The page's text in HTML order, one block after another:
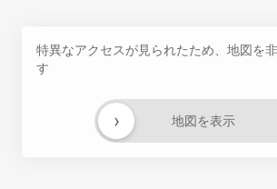
特異なアクセスが見られたため、地図を
す
地図を表示
›